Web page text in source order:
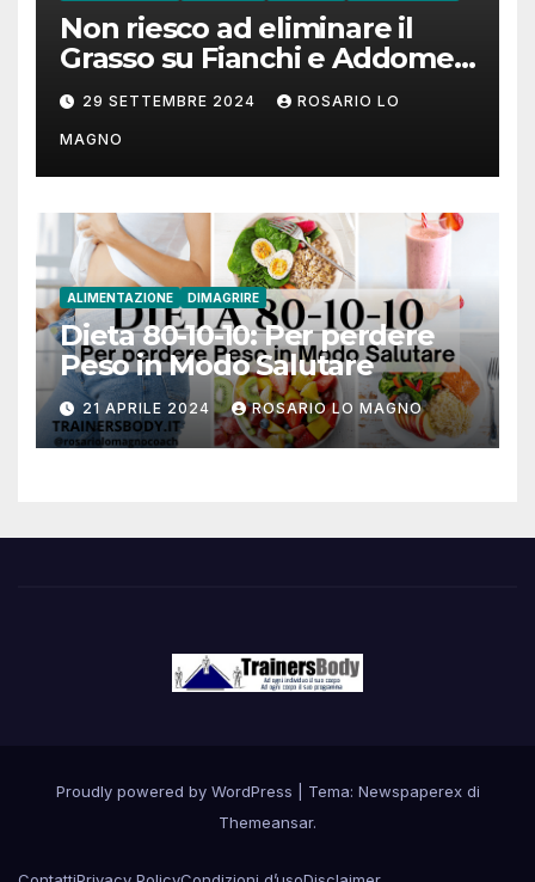
Non riesco ad eliminare il
Grasso su Fianchi e Addome:
cause e rimedi
29 SETTEMBRE 2024 ROSARIO LO
MAGNO
ALIMENTAZIONE DIMAGRIRE
Dieta 80-10-10: Per perdere
Peso in Modo Salutare
21 APRILE 2024 ROSARIO LO MAGNO
Proudly powered by WordPress
Tema: Newspaperex di
Themeansar.